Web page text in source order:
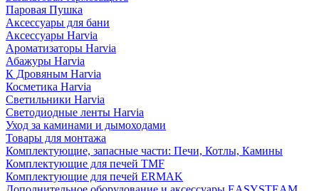
Паровая Пушка
Аксессуары для бани
Аксессуары Harvia
Ароматизаторы Harvia
Абажуры Harvia
К Дровяным Harvia
Косметика Harvia
Светильники Harvia
Светодиодные ленты Harvia
Уход за каминами и дымоходами
Товары для монтажа
Комплектующие, запасные части: Печи, Котлы, Камины
Комплектующие для печей TMF
Комплектующие для печей ERMAK